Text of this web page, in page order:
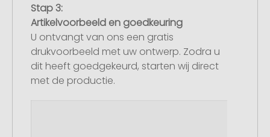
Stap 3:
Artikelvoorbeeld en goedkeuring
U ontvangt van ons een gratis
drukvoorbeeld met uw ontwerp. Zodra u
dit heeft goedgekeurd, starten wij direct
met de productie.